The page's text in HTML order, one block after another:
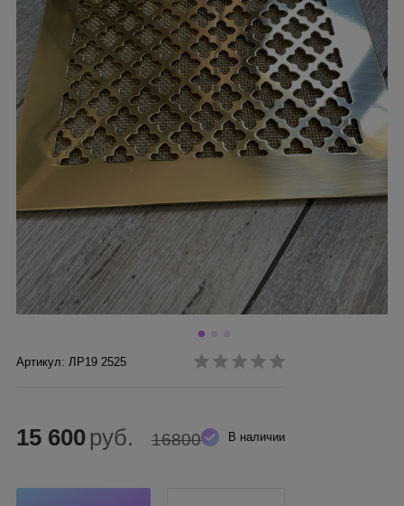
Артикул: ЛР19 2525
В наличии
15 600 руб. 16800